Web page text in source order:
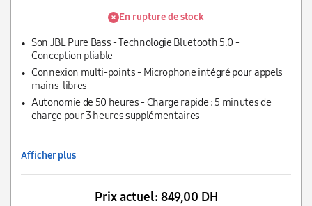
En rupture de stock
Son JBL Pure Bass - Technologie Bluetooth 5.0 -
Conception pliable
Connexion multi-points - Microphone intégré pour appels
mains-libres
Autonomie de 50 heures - Charge rapide : 5 minutes de
charge pour 3 heures supplémentaires
Afficher plus
Prix actuel: 849,00 DH